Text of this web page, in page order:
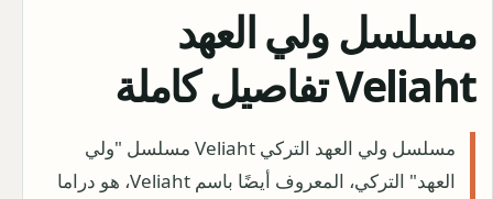
مسلسل ولي العهد
Veliaht تفاصيل كاملة
مسلسل ولي العهد التركي Veliaht مسلسل "ولي
العهد" التركي، المعروف أيضًا باسم Veliaht، هو دراما